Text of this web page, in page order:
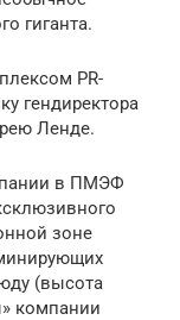
гиганта.
PR-
гендиректора
Ленде.
в ПМЭФ
зоне
(высота
компании